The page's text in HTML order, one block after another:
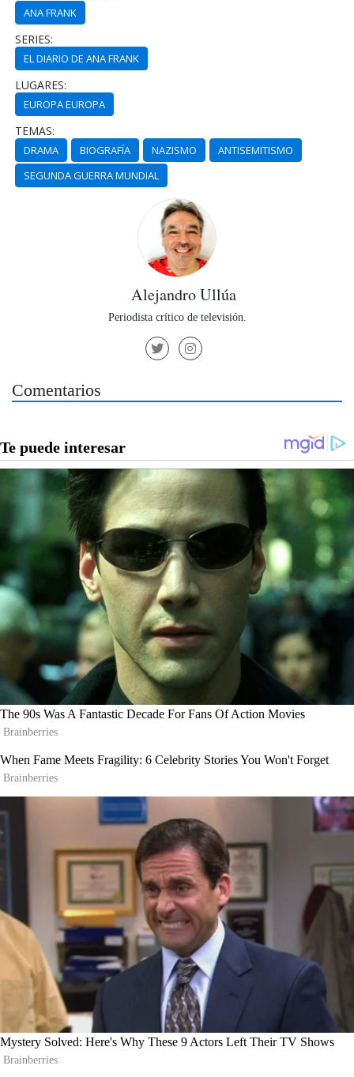
ANA FRANK
SERIES:
EL DIARIO DE ANA FRANK
LUGARES:
EUROPA EUROPA
TEMAS:
DRAMA BIOGRAFÍA NAZISMO
ANTISEMITISMO
SEGUNDA GUERRA MUNDIAL
Alejandro Ullúa
Periodista crítico de televisión.
Comentarios